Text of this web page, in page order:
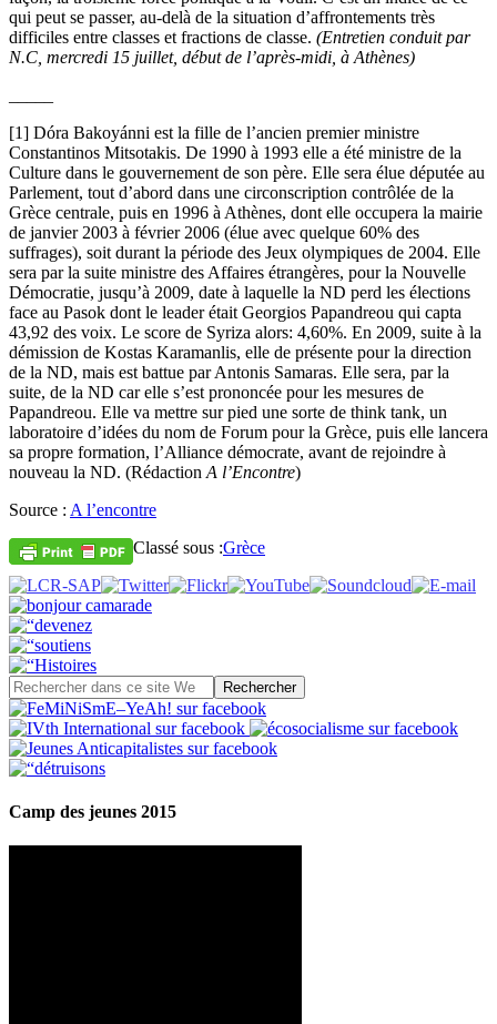
qui peut se passer, au-delà de la situation d’affrontements très
difficiles entre classes et fractions de classe. (Entretien conduit par
N.C, mercredi 15 juillet, début de l’après-midi, à Athènes)
[1] Dóra Bakoyánni est la fille de l’ancien premier ministre
Constantinos Mitsotakis. De 1990 à 1993 elle a été ministre de la
Culture dans le gouvernement de son père. Elle sera élue députée au
Parlement, tout d’abord dans une circonscription contrôlée de la
Grèce centrale, puis en 1996 à Athènes, dont elle occupera la mairie
de janvier 2003 à février 2006 (élue avec quelque 60% des
suffrages), soit durant la période des Jeux olympiques de 2004. Elle
sera par la suite ministre des Affaires étrangères, pour la Nouvelle
Démocratie, jusqu’à 2009, date à laquelle la ND perd les élections
face au Pasok dont le leader était Georgios Papandreou qui capta
43,92 des voix. Le score de Syriza alors: 4,60%. En 2009, suite à la
démission de Kostas Karamanlis, elle de présente pour la direction
de la ND, mais est battue par Antonis Samaras. Elle sera, par la
suite, de la ND car elle s’est prononcée pour les mesures de
Papandreou. Elle va mettre sur pied une sorte de think tank, un
laboratoire d’idées du nom de Forum pour la Grèce, puis elle lancera
sa propre formation, l’Alliance démocrate, avant de rejoindre à
nouveau la ND. (Rédaction A l’Encontre)
Source : A l’encontre
Classé sous :Grèce
Camp des jeunes 2015